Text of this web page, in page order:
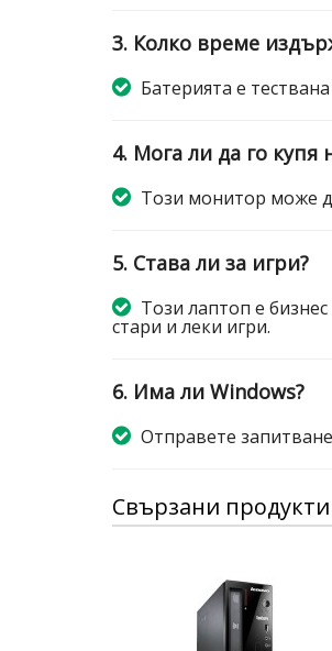
3. Колко време
Батерията е
4. Мога ли да го купя
Този монитор може
5. Става ли за игри?
Този лаптоп е
стари и леки игри.
6. Има ли Windows?
Отправете
Свързани продукти